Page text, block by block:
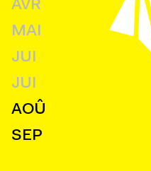
AVR
MAI
JUI
JUI
AOÛ
SEP